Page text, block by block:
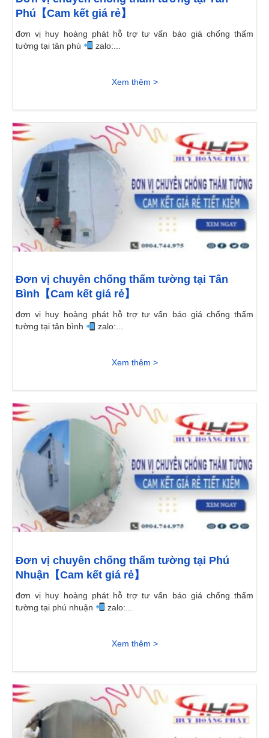
Phú【Cam kết giá rẻ】
đơn vị huy hoàng phát hỗ trợ tư vấn báo giá chống thấm
tường tại tân phú
zalo:...
Xem thêm >
Đơn vị chuyên chống thấm tường tại Tân
Bình【Cam kết giá rẻ】
đơn vị huy hoàng phát hỗ trợ tư vấn báo giá chống thấm
tường tại tân bình
zalo:...
Xem thêm >
Đơn vị chuyên chống thấm tường tại Phú
Nhuận【Cam kết giá rẻ】
đơn vị huy hoàng phát hỗ trợ tư vấn báo giá chống thấm
tường tại phú nhuận
zalo:...
Xem thêm >